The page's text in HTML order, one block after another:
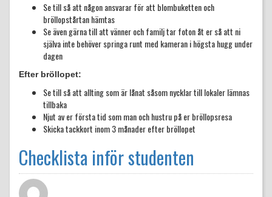
Se till så att någon ansvarar för att blombuketten och
bröllopstårtan hämtas
Se även gärna till att vänner och familj tar foton åt er så att ni
själva inte behöver springa runt med kameran i högsta hugg under
dagen
Efter bröllopet:
Se till så att allting som är lånat såsom nycklar till lokaler lämnas
tillbaka
Njut av er första tid som man och hustru på er bröllopsresa
Skicka tackkort inom 3 månader efter bröllopet
Checklista inför studenten